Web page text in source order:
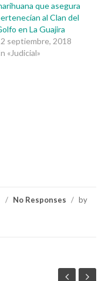
que asegura
al Clan del
en La Guajira
septiembre, 2018
«Judicial»
/ No Responses / by